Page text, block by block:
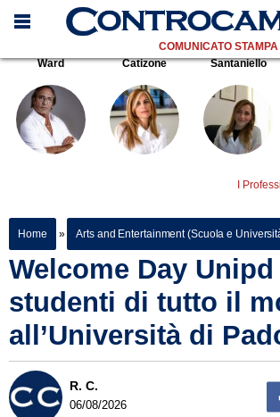
COMUNICATO STAMPA
Ward
Catizone Santaniello
I
Home » Arts and Entertainment (Scuola e
Welcome Day Unipd
studenti di tutto il
all’Università di
R. C.
06/08/2026